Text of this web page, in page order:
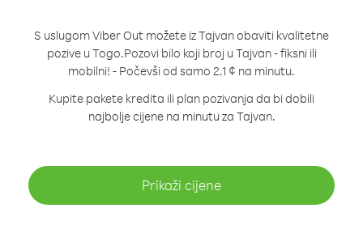
S uslugom Viber Out možete iz Tajvan obaviti kvalitetne
pozive u Togo.Pozovi bilo koji broj u Tajvan - fiksni ili
mobilni! - Počevši od samo 2.1 ¢ na minutu.
Kupite pakete kredita ili plan pozivanja da bi dobili
najbolje cijene na minutu za Tajvan.
Prikaži cijene